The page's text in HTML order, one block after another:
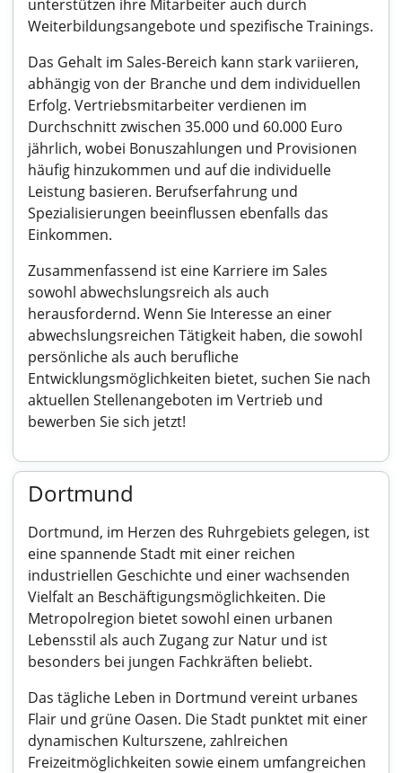
unterstützen ihre Mitarbeiter auch durch
Weiterbildungsangebote und spezifische Trainings.
Das Gehalt im Sales-Bereich kann stark variieren,
abhängig von der Branche und dem individuellen
Erfolg. Vertriebsmitarbeiter verdienen im
Durchschnitt zwischen 35.000 und 60.000 Euro
jährlich, wobei Bonuszahlungen und Provisionen
häufig hinzukommen und auf die individuelle
Leistung basieren. Berufserfahrung und
Spezialisierungen beeinflussen ebenfalls das
Einkommen.
Zusammenfassend ist eine Karriere im Sales
sowohl abwechslungsreich als auch
herausfordernd. Wenn Sie Interesse an einer
abwechslungsreichen Tätigkeit haben, die sowohl
persönliche als auch berufliche
Entwicklungsmöglichkeiten bietet, suchen Sie nach
aktuellen Stellenangeboten im Vertrieb und
bewerben Sie sich jetzt!
Dortmund
Dortmund, im Herzen des Ruhrgebiets gelegen, ist
eine spannende Stadt mit einer reichen
industriellen Geschichte und einer wachsenden
Vielfalt an Beschäftigungsmöglichkeiten. Die
Metropolregion bietet sowohl einen urbanen
Lebensstil als auch Zugang zur Natur und ist
besonders bei jungen Fachkräften beliebt.
Das tägliche Leben in Dortmund vereint urbanes
Flair und grüne Oasen. Die Stadt punktet mit einer
dynamischen Kulturszene, zahlreichen
Freizeitmöglichkeiten sowie einem umfangreichen